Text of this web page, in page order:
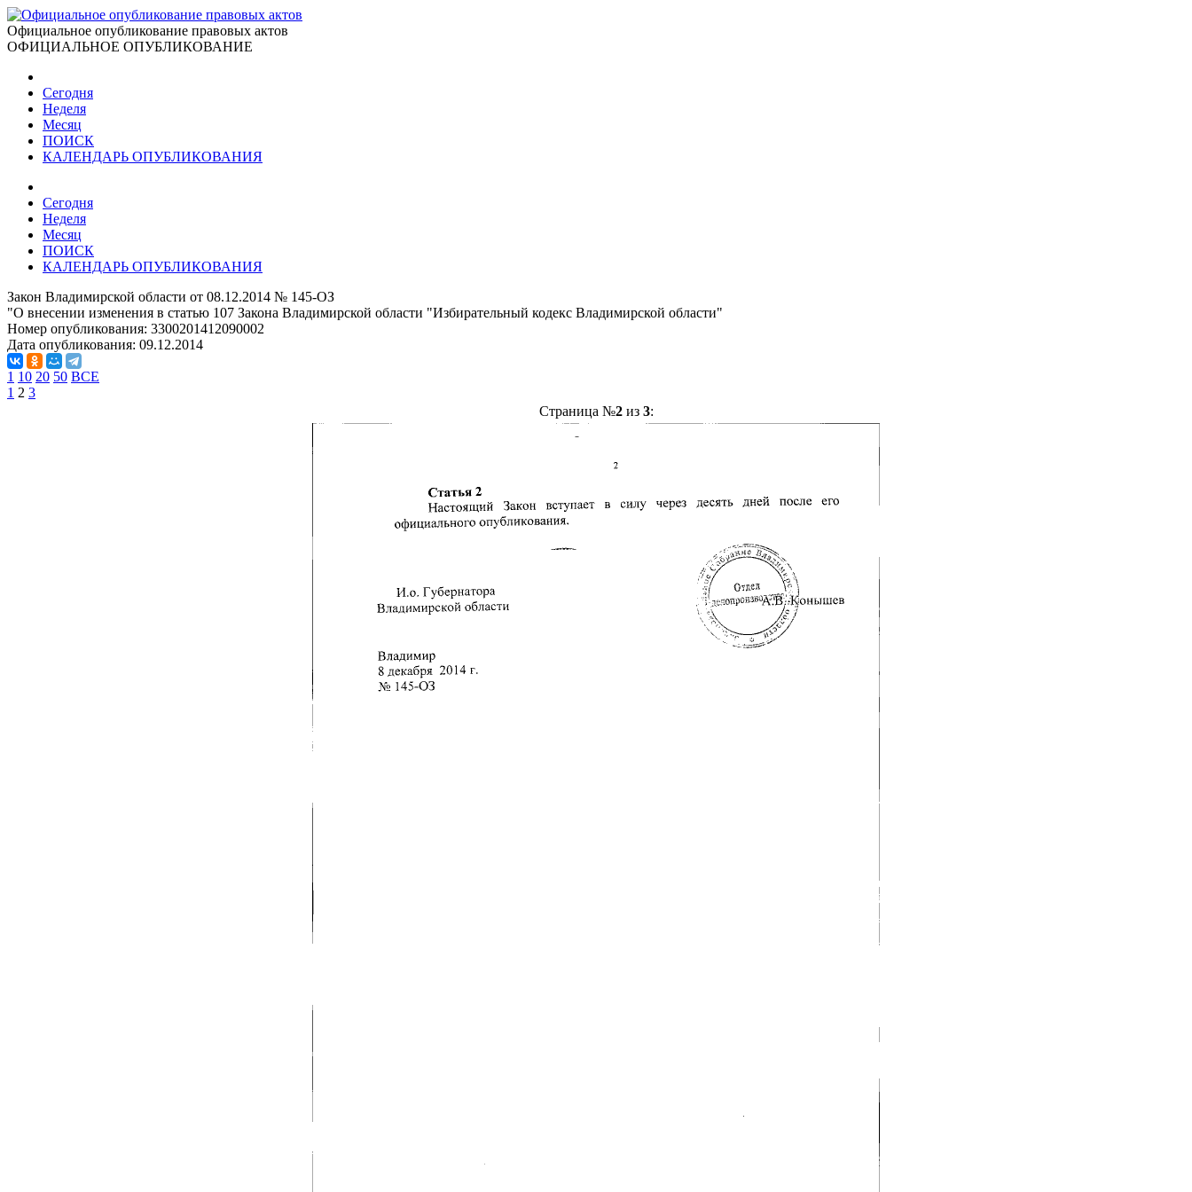
Официальное опубликование правовых актов
ОФИЦИАЛЬНОЕ ОПУБЛИКОВАНИЕ
Сегодня
Неделя
Месяц
ПОИСК
КАЛЕНДАРЬ ОПУБЛИКОВАНИЯ
Сегодня
Неделя
Месяц
ПОИСК
КАЛЕНДАРЬ ОПУБЛИКОВАНИЯ
Закон Владимирской области от 08.12.2014 № 145-ОЗ
"О внесении изменения в статью 107 Закона Владимирской области "Избирательный кодекс Владимирской области"
Номер опубликования: 3300201412090002
Дата опубликования: 09.12.2014
1 10 20 50 ВСЕ
1 2 3
Страница №2из 3: